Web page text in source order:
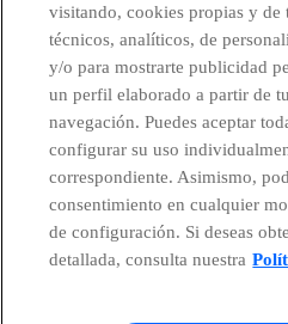
Telefónica en redes sociales
Canal de Denuncias
Centro Global Transparencia
visitando, cookies propias y de
técnicos, analíticos, de
y/o para mostrarte publicidad
un perfil elaborado a partir de
navegación. Puedes aceptar
configurar su uso
correspondiente. Asimismo,
consentimiento en cualquier
de configuración. Si deseas
detallada, consulta nuestra